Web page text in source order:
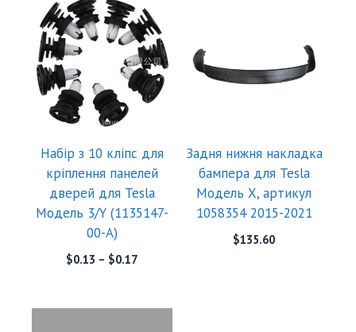
Набір з 10 кліпс для
кріплення панелей
дверей для Tesla
Модель 3/Y (1135147-
00-A)
$0.13 – $0.17
Задня нижня накладка
бампера для Tesla
Модель X, артикул
1058354 2015-2021
$135.60